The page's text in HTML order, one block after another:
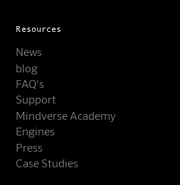
Resources
News
blog
FAQ's
Support
Mindverse Academy
Engines
Press
Case Studies